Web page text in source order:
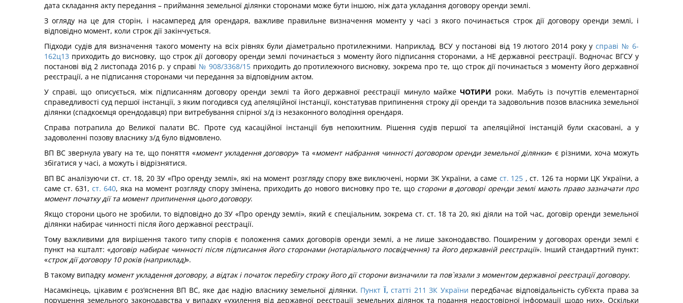
дата складання акту передання – приймання земельної ділянки сторонами може бути іншою, ніж дата укладання договору оренди землі.
З огляду на це для сторін, і насамперед для орендаря, важливе правильне визначення моменту у часі з якого починається строк дії договору оренди землі, і
відповідно момент, коли строк дії закінчується.
Підходи судів для визначення такого моменту на всіх рівнях були діаметрально протилежними. Наприклад, ВСУ у постанові від 19 лютого 2014 року у справі № 6-
162ц13 приходить до висновку, що строк дії договору оренди землі починається з моменту його підписання сторонами, а НЕ державної реєстрації. Водночас ВГСУ у
постанові від 2 листопада 2016 р. у справі № 908/3368/15приходить до протилежного висновку, зокрема про те, що строк дії починається з моменту його державної
реєстрації, а не підписання сторонами чи передання за відповідним актом.
У справі, що описується, між підписанням договору оренди землі та його державної реєстрації минуло майже ЧОТИРИ роки. Мабуть із почуттів елементарної
справедливості суд першої інстанції, з яким погодився суд апеляційної інстанції, констатував припинення строку дії оренди та задовольнив позов власника земельної
ділянки (спадкоємця орендодавця) при витребування спірної з/д із незаконного володіння орендаря.
Справа потрапила до Великої палати ВС. Проте суд касаційної інстанції був непохитним. Рішення судів першої та апеляційної інстанцій були скасовані, а у
задоволенні позову власнику з/д було відмовлено.
ВП ВС звернула увагу на те, що поняття «момент укладення договору» та «момент набрання чинності договором оренди земельної ділянки» є різними, хоча можуть
збігатися у часі, а можуть і відрізнятися.
ВП ВС аналізуючи ст. ст. 18, 20 ЗУ «Про оренду землі», які на момент розгляду спору вже виключені, норми ЗК України, а саме ст. 125 , ст. 126 та норми ЦК України, а
саме ст. 631,ст. 640, яка на момент розгляду спору змінена, приходить до нового висновку про те, що сторони в договорі оренди землі мають право зазначати про
момент початку дії та момент припинення цього договору.
Якщо сторони цього не зробили, то відповідно до ЗУ «Про оренду землі», який є спеціальним, зокрема ст. ст. 18 та 20, які діяли на той час, договір оренди земельної
ділянки набирає чинності після його державної реєстрації.
Тому важливими для вирішення такого типу спорів є положення самих договорів оренди землі, а не лише законодавство. Поширеним у договорах оренди землі є
пункт на кшталт: «договір набирає чинності після підписання його сторонами (нотаріального посвідчення) та його державній реєстрації». Інший стандартний пункт:
«строк дії договору 10 років (наприклад)».
В такому випадку момент укладення договору, а відтак і початок перебігу строку його дії сторони визначили та пов`язали з моментом державної реєстрації договору.
Насамкінець, цікавим є роз’яснення ВП ВС, яке дає надію власнику земельної ділянки. Пункт Ї, статті 211 ЗК України передбачає відповідальність суб’єкта права за
порушення земельного законодавства у випадку «ухилення від державної реєстрації земельних ділянок та подання недостовірної інформації щодо них». Оскільки